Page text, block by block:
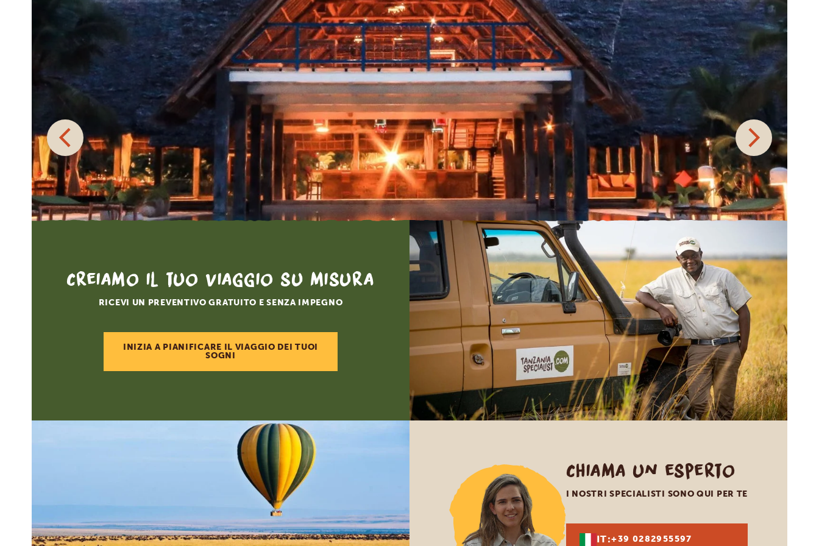
Creiamo il tuo viaggio su misura
RICEVI UN PREVENTIVO GRATUITO E SENZA IMPEGNO
INIZIA A PIANIFICARE IL VIAGGIO DEI TUOI
SOGNI
Chiama un esperto
I NOSTRI SPECIALISTI SONO QUI PER TE
IT:+39 0282955597